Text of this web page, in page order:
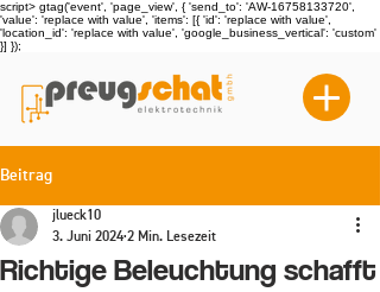
script> gtag('event', 'page_view', { 'send_to': 'AW-16758133720',
'value': 'replace with value', 'items': [{ 'id': 'replace with value',
'location_id': 'replace with value', 'google_business_vertical': 'custom'
}] });
Beitrag
Richtige Beleuchtung schafft
jlueck10
3. Juni 2024 2 Min. Lesezeit